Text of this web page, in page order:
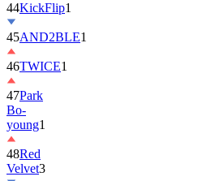
44KickFlip1
45AND2BLE1
46TWICE1
47Park
Bo-
young1
48Red
Velvet3